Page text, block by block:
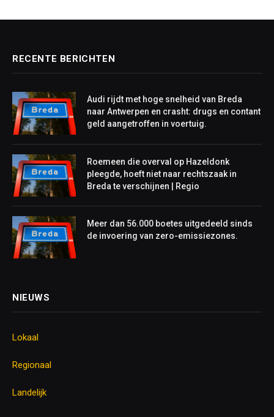
RECENTE BERICHTEN
Audi rijdt met hoge snelheid van Breda
naar Antwerpen en crasht: drugs en contant
geld aangetroffen in voertuig.
Roemeen die overval op Hazeldonk
pleegde, hoeft niet naar rechtszaak in
Breda te verschijnen | Regio
Meer dan 56.000 boetes uitgedeeld sinds
de invoering van zero-emissiezones.
NIEUWS
Lokaal
Regionaal
Landelijk